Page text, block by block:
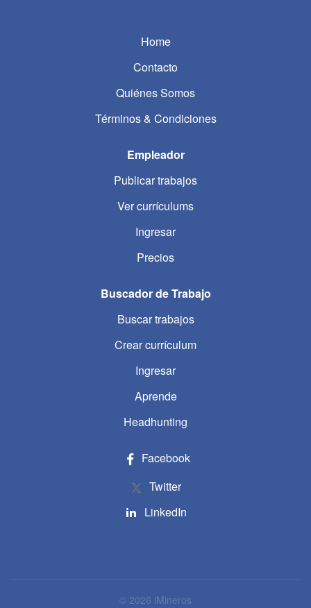
Home
Contacto
Quiénes Somos
Términos & Condiciones
Empleador
Publicar trabajos
Ver currículums
Ingresar
Precios
Buscador de Trabajo
Buscar trabajos
Crear currículum
Ingresar
Aprende
Headhunting
Facebook
Twitter
LinkedIn
© 2026 iMineros